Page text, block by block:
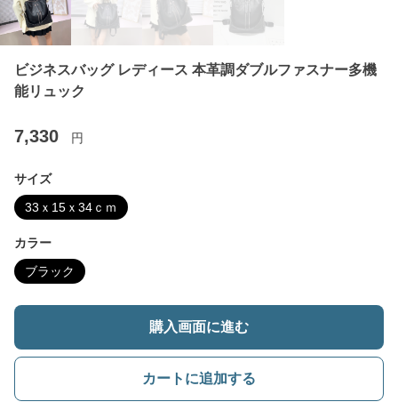
ビジネスバッグ レディース 本革調ダブルファスナー多機
能リュック
7,330 円
サイズ
33ｘ15ｘ34ｃｍ
カラー
ブラック
購入画面に進む
カートに追加する